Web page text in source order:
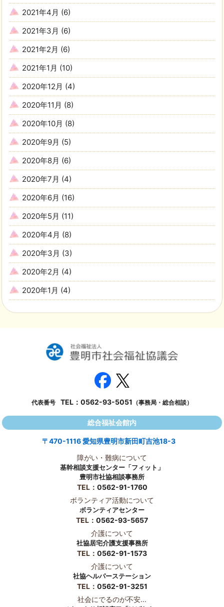
2021年4月 (6)
2021年3月 (6)
2021年2月 (6)
2021年1月 (10)
2020年12月 (4)
2020年11月 (8)
2020年10月 (8)
2020年9月 (5)
2020年8月 (6)
2020年7月 (4)
2020年6月 (16)
2020年5月 (11)
2020年4月 (8)
2020年3月 (3)
2020年2月 (4)
2020年1月 (4)
代表番号 TEL： 0562-93-5051 （事務局・総合相談）
総合福祉会館内
〒470-1116 愛知県豊明市新田町吉池18-3
障がい・難病について
基幹相談支援センター「フィット」
豊明市社協相談事務所
TEL： 0562-91-1760
ボランティア活動について
ボランティアセンター
TEL： 0562-93-5657
介護について
社協居宅介護支援事務所
TEL： 0562-91-1573
介護について
社協ヘルパーステーション
TEL： 0562-91-3251
社会にでるのが不安...